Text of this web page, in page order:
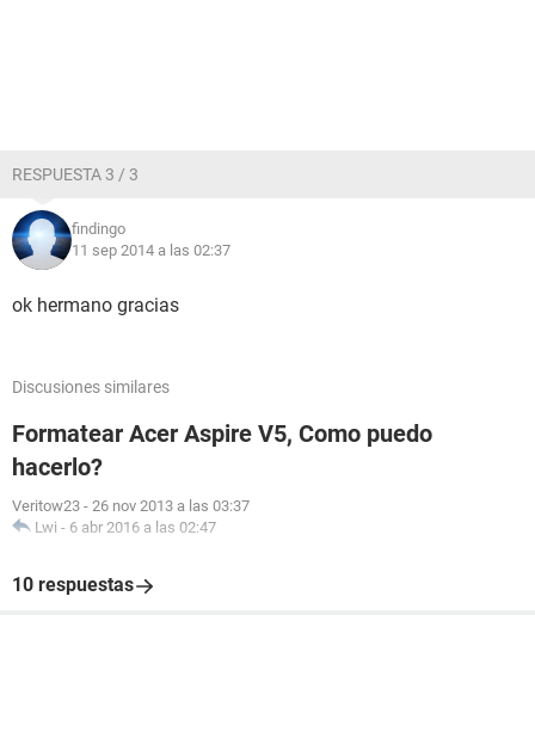
RESPUESTA 3 / 3
findingo
11 sep 2014 a las 02:37
ok hermano gracias
Discusiones similares
Formatear Acer Aspire V5, Como puedo
hacerlo?
Veritow23 - 26 nov 2013 a las 03:37
Lwi - 6 abr 2016 a las 02:47
10 respuestas